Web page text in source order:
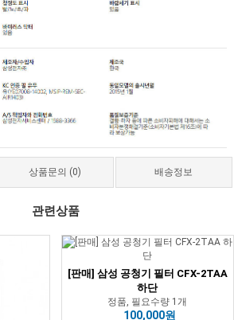
상품문의 (0) 배송정보
관련상품
[판매] 삼성 공청기 필터 CFX-2TAA
하단
정품, 필요수량 1개
100,000원